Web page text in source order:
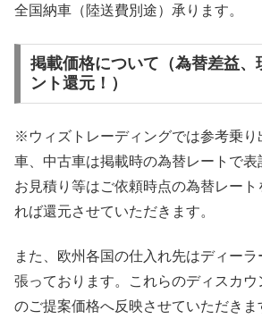
全国納車（陸送費別途）承ります。
掲載価格について（為替差益、
ント還元！）
※ウィズトレーディングでは参考乗り
車、中古車は掲載時の為替レートで表
お見積り等はご依頼時点の為替レー
れば還元させていただきます。
また、欧州各国の仕入れ先はディー
張っております。これらのディスカ
のご提案価格へ反映させていただきま